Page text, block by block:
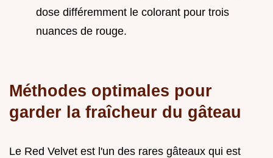
dose différemment le colorant pour trois
nuances de rouge.
Méthodes optimales pour
garder la fraîcheur du gâteau
Le Red Velvet est l'un des rares gâteaux qui est